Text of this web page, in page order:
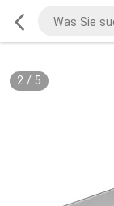
2/ 5